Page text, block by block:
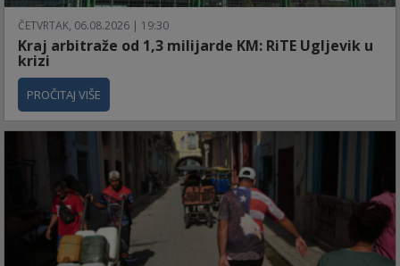
ČETVRTAK, 06.08.2026 | 19:30
Kraj arbitraže od 1,3 milijarde KM: RiTE Ugljevik u
krizi
PROČITAJ VIŠE